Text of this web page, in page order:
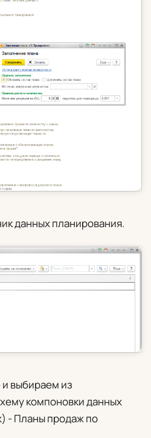
данных планирования.
выбираем из
компоновки данных
-Планы продаж по